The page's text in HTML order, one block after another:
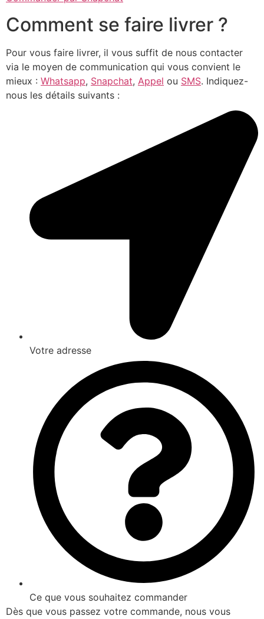
Comment se faire livrer ?
Pour vous faire livrer, il vous suffit de nous contacter
via le moyen de communication qui vous convient le
mieux : Whatsapp, Snapchat, Appel ou SMS. Indiquez-
nous les détails suivants :
Votre adresse
Ce que vous souhaitez commander
Dès que vous passez votre commande, nous vous